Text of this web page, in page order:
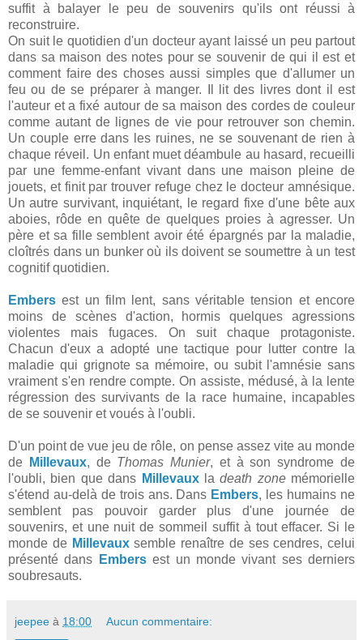
suffit à balayer le peu de souvenirs qu'ils ont réussi à
reconstruire.
On suit le quotidien d'un docteur ayant laissé un peu partout
dans sa maison des notes pour se souvenir de qui il est et
comment faire des choses aussi simples que d'allumer un
feu ou de se préparer à manger. Il lit des livres dont il est
l'auteur et a fixé autour de sa maison des cordes de couleur
comme autant de lignes de vie pour retrouver son chemin.
Un couple erre dans les ruines, ne se souvenant de rien à
chaque réveil. Un enfant muet déambule au hasard, recueilli
par une femme-enfant vivant dans une maison pleine de
jouets, et finit par trouver refuge chez le docteur amnésique.
Un autre survivant, inquiétant, le regard fixe d'une bête aux
aboies, rôde en quête de quelques proies à agresser. Un
père et sa fille semblent avoir été épargnés par la maladie,
cloîtrés dans un bunker où ils doivent se soumettre à un test
cognitif quotidien.
Embers est un film lent, sans véritable tension et encore
moins de scènes d'action, hormis quelques agressions
violentes mais fugaces. On suit chaque protagoniste.
Chacun d'eux a adopté une tactique pour lutter contre la
maladie qui grignote sa mémoire, ou subit l'amnésie sans
vraiment s'en rendre compte. On assiste, médusé, à la lente
régression des survivants de la race humaine, incapables
de se souvenir et voués à l'oubli.
D'un point de vue jeu de rôle, on pense assez vite au monde
de
Millevaux, de Thomas Munier, et à son syndrome de
l'oubli, bien que dans Millevauxladeath zonemémorielle
s'étend au-delà de trois ans. Dans Embers, les humains ne
semblent pas pouvoir garder plus d'une journée de
souvenirs, et une nuit de sommeil suffit à tout effacer. Si le
monde de Millevauxsemble renaître de ses cendres, celui
présenté dans
Embersest un monde vivant ses derniers
soubresauts.
jeepee à 18:00 Aucun commentaire: